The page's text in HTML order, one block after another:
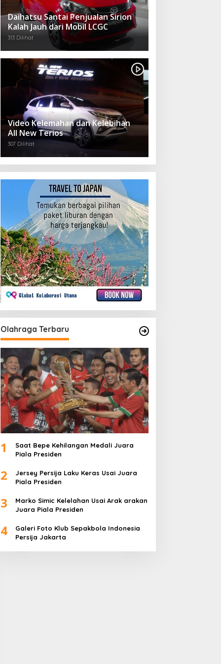
Daihatsu Santai Penjualan Sirion
Kalah Jauh dari Mobil LCGC
313 Dilihat
Video Kelemahan dan Kelebihan
All New Terios
307 Dilihat
Olahraga Terbaru
1
Saat Bepe Kehilangan Medali Juara
Piala Presiden
2
Jersey Persija Laku Keras Usai Juara
Piala Presiden
3
Marko Simic Kelelahan Usai Arak arakan
Juara Piala Presiden
4
Galeri Foto Klub Sepakbola Indonesia
Persija Jakarta